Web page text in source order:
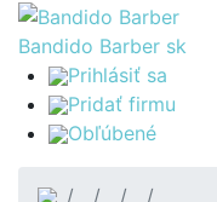
Bandido Barber sk
Prihlásiť sa
Pridať firmu
Obľúbené